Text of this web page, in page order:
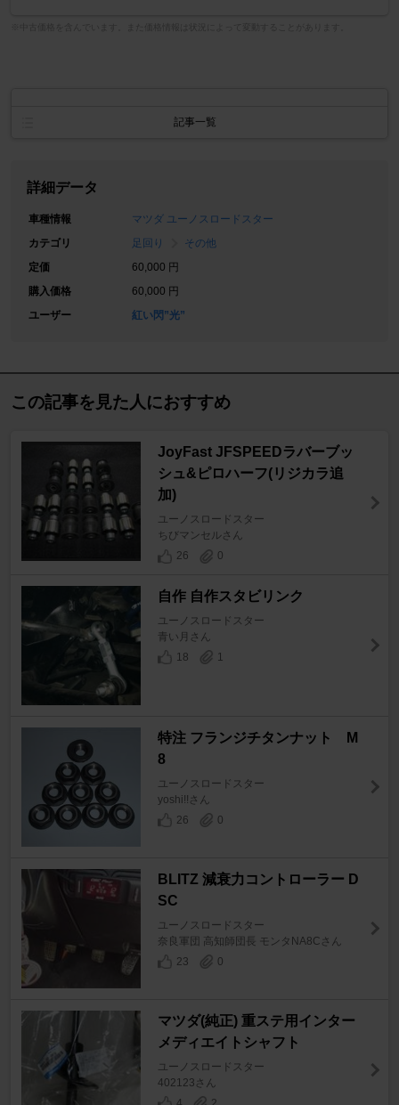
記事一覧
詳細データ
車種情報
マツダ ユーノスロードスター
カテゴリ
足回り
その他
定価
60,000 円
購入価格
60,000 円
ユーザー
紅い閃”光”
この記事を見た人におすすめ
JoyFast JFSPEEDラバーブッ
シュ&ピロハーフ(リジカラ追
加)
ユーノスロードスター
ちびマンセルさん
26
0
自作 自作スタビリンク
ユーノスロードスター
青い月さん
18
1
特注 フランジチタンナット M
8
ユーノスロードスター
yoshi!!さん
26
0
BLITZ 減衰力コントローラー D
SC
ユーノスロードスター
奈良軍団 高知師団長 モンタNA8Cさん
23
0
マツダ(純正) 重ステ用インター
メディエイトシャフト
ユーノスロードスター
402123さん